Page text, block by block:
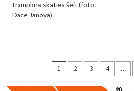
tramplīnā skaties šeit (foto:
Dace Janova).
Ziņu
numerācija
1 2 3 4 …